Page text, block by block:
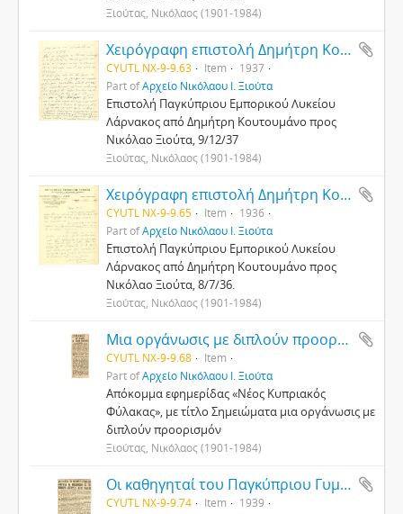
Ξιούτας, Νικόλαος (1901-1984)
Χειρόγραφη επιστολή Δημήτρη Κουτουμάνου προς Νικόλαο Ξιούτα, 9/12/1937
CYUTL NX-9-9.63 Item
1937
Part ofΑρχείο Νικόλαου Ι. Ξιούτα
Επιστολή Παγκύπριου Εμπορικού Λυκείου
Λάρνακος από Δημήτρη Κουτουμάνο προς
Νικόλαο Ξιούτα, 9/12/37
Ξιούτας, Νικόλαος (1901-1984)
Χειρόγραφη επιστολή Δημήτρη Κουτουμάνου προς Νικόλαο Ξιούτα, 8/7/1936
CYUTL NX-9-9.65 Item
1936
Part ofΑρχείο Νικόλαου Ι. Ξιούτα
Επιστολή Παγκύπριου Εμπορικού Λυκείου
Λάρνακος από Δημήτρη Κουτουμάνο προς
Νικόλαο Ξιούτα, 8/7/36.
Ξιούτας, Νικόλαος (1901-1984)
Μια οργάνωσις με διπλούν προορισμόν
CYUTL NX-9-9.68
Item
Part ofΑρχείο Νικόλαου Ι. Ξιούτα
Απόκομμα εφημερίδας «Νέος Κυπριακός
Φύλακας», με τίτλο Σημειώματα μια οργάνωσις με
διπλούν προορισμόν
Ξιούτας, Νικόλαος (1901-1984)
Οι καθηγηταί του Παγκύπριου Γυμνασίου αρνούνται να προσχωρήσουν εις την Οργάνωσιν Λειτουργών Μέσης Παιδείας
CYUTL NX-9-9.74 Item
1939